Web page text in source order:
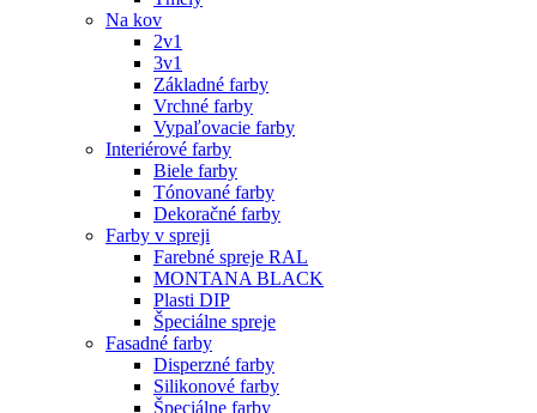
Na kov
2v1
3v1
Základné farby
Vrchné farby
Vypaľovacie farby
Interiérové farby
Biele farby
Tónované farby
Dekoračné farby
Farby v spreji
Farebné spreje RAL
MONTANA BLACK
Plasti DIP
Špeciálne spreje
Fasadné farby
Disperzné farby
Silikonové farby
Špeciálne farby